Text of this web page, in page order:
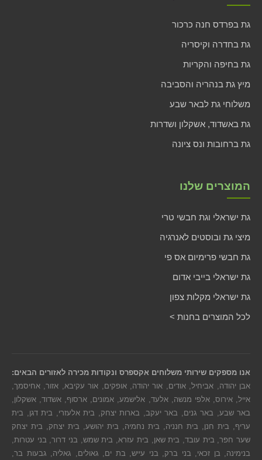
גת בפרדס חנה כרכור
גת בחדרה וקיסריה
גת בחיפה והקריות
מיץ גת בנהריה והסביבה
משלוחי גת לבאר שבע
גת באשדוד, אשקלון ושדרות
גת ברחובות ונס ציונה
המוצרים שלנו
גת ישראלי וגת חבשי טרי
מיצי גת ובוסטים לאנרגיה
גת חבשי פרימיום אס פי
גת ישראלי בייבי אדום
גת ישראלי מקלות צפון
לכל המוצרים בחנות >
אנו מספקים שירותי משלוחים אקספרס ונקודות מכירה לאזורים הבאים:
אבן יהודה, אביחיל, אודים, אור יהודה, אופקים, אור עקיבא, אזור, אחיסמך,
אייל, אירוס, אלפי מנשה, אלעד, אלישמע, אמונים, ארסוף, אשדוד, אשקלון,
באר שבע, באר גנים, באר יעקב, בארות יצחק, בית אלעזרי, בית דגן, בית
עריף, בית חנן, בית חנניה, בית נחמיה, בית יהושע, בית יצחק, בית יצחק
שער חפר, בית עובד, בית שאן, בית עזרא, בית שמש, בני דרור, בני עטרות,
בנימינה, בן זכאי, בני ברק, בני עייש, בת ים, גאולים, גאליה, גבעות בר,